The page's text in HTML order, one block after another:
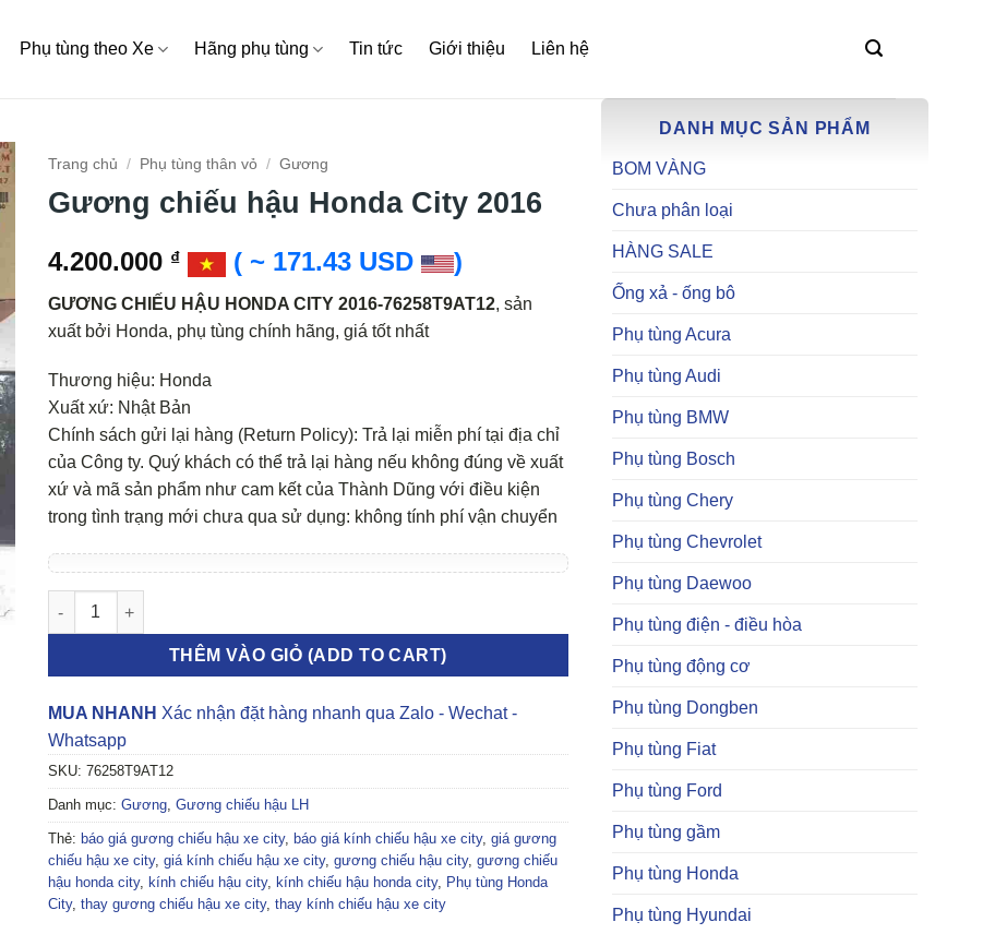
Phụ tùng theo Xe Hãng phụ tùng Tin tức Giới thiệu Liên hệ
DANH MỤC SẢN PHẨM
BOM VÀNG
Chưa phân loại
HÀNG SALE
Ống xả - ống bô
Phụ tùng Acura
Phụ tùng Audi
Phụ tùng BMW
Phụ tùng Bosch
Phụ tùng Chery
Phụ tùng Chevrolet
Phụ tùng Daewoo
Phụ tùng điện - điều hòa
Phụ tùng động cơ
Phụ tùng Dongben
Phụ tùng Fiat
Phụ tùng Ford
Phụ tùng gầm
Phụ tùng Honda
Phụ tùng Hyundai
Trang chủ / Phụ tùng thân vỏ / Gương
Gương chiếu hậu Honda City 2016
4.200.000 ₫ ( ~ 171.43 USD )
GƯƠNG CHIẾU HẬU HONDA CITY 2016-76258T9AT12, sản
xuất bởi Honda, phụ tùng chính hãng, giá tốt nhất
Thương hiệu: Honda
Xuất xứ: Nhật Bản
Chính sách gửi lại hàng (Return Policy): Trả lại miễn phí tại địa chỉ
của Công ty. Quý khách có thể trả lại hàng nếu không đúng về xuất
xứ và mã sản phẩm như cam kết của Thành Dũng với điều kiện
trong tình trạng mới chưa qua sử dụng: không tính phí vận chuyển
Gương chiếu hậu Honda City 2016 số lượng
THÊM VÀO GIỎ (ADD TO CART)
MUA NHANH Xác nhận đặt hàng nhanh qua Zalo - Wechat -
Whatsapp
SKU: 76258T9AT12
Danh mục: Gương, Gương chiếu hậu LH
Thẻ: báo giá gương chiếu hậu xe city, báo giá kính chiếu hậu xe city, giá gương
chiếu hậu xe city, giá kính chiếu hậu xe city, gương chiếu hậu city, gương chiếu
hậu honda city, kính chiếu hậu city, kính chiếu hậu honda city, Phụ tùng Honda
City, thay gương chiếu hậu xe city, thay kính chiếu hậu xe city